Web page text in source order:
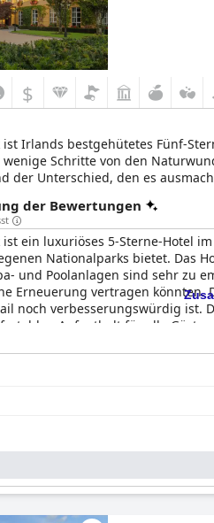
$
ist Irlands bestgehütetes Fünf-
Schritte von den
der Unterschied, den es
Ambiente des Spas und
der Bewertungen
ist ein luxuriöses 5-Sterne-Hotel
Nationalparks bietet. Das
und Poolanlagen sind sehr zu
Erneuerung vertragen könnten.
noch verbesserungswürdig ist.
Aufenthalt für alle
Aufmerksamkeit für Details